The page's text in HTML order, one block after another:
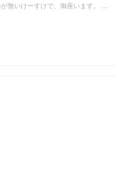
無いけーすけで、御座います。 ...